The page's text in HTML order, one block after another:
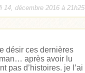
14, décembre 2016 à 21h25
désir ces dernières
après avoir lu
pas d’histoires. je l’ai